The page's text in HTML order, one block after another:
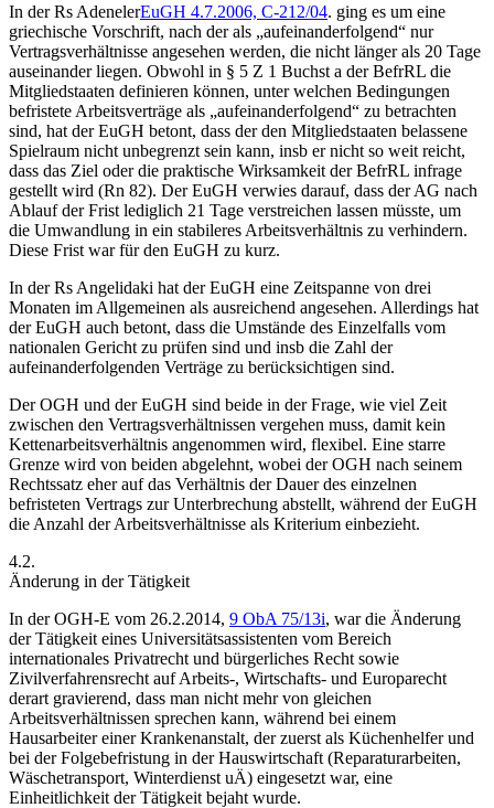
In der Rs AdenelerEuGH 4.7.2006, C-212/04. ging es um eine
griechische Vorschrift, nach der als „aufeinanderfolgend“ nur
Vertragsverhältnisse angesehen werden, die nicht länger als 20 Tage
auseinander liegen. Obwohl in § 5 Z 1 Buchst a der BefrRL die
Mitgliedstaaten definieren können, unter welchen Bedingungen
befristete Arbeitsverträge als „aufeinanderfolgend“ zu betrachten
sind, hat der EuGH betont, dass der den Mitgliedstaaten belassene
Spielraum nicht unbegrenzt sein kann, insb er nicht so weit reicht,
dass das Ziel oder die praktische Wirksamkeit der BefrRL infrage
gestellt wird (Rn 82). Der EuGH verwies darauf, dass der AG nach
Ablauf der Frist lediglich 21 Tage verstreichen lassen müsste, um
die Umwandlung in ein stabileres Arbeitsverhältnis zu verhindern.
Diese Frist war für den EuGH zu kurz.
In der Rs Angelidaki hat der EuGH eine Zeitspanne von drei
Monaten im Allgemeinen als ausreichend angesehen. Allerdings hat
der EuGH auch betont, dass die Umstände des Einzelfalls vom
nationalen Gericht zu prüfen sind und insb die Zahl der
aufeinanderfolgenden Verträge zu berücksichtigen sind.
Der OGH und der EuGH sind beide in der Frage, wie viel Zeit
zwischen den Vertragsverhältnissen vergehen muss, damit kein
Kettenarbeitsverhältnis angenommen wird, flexibel. Eine starre
Grenze wird von beiden abgelehnt, wobei der OGH nach seinem
Rechtssatz eher auf das Verhältnis der Dauer des einzelnen
befristeten Vertrags zur Unterbrechung abstellt, während der EuGH
die Anzahl der Arbeitsverhältnisse als Kriterium einbezieht.
4.2.
Änderung in der Tätigkeit
In derOGH-E vom 26.2.2014, 9 ObA 75/13i, war die Änderung
der Tätigkeit eines Universitätsassistenten vom Bereich
internationales Privatrecht und bürgerliches Recht sowie
Zivilverfahrensrecht auf Arbeits-, Wirtschafts- und Europarecht
derart gravierend, dass man nicht mehr von gleichen
Arbeitsverhältnissen sprechen kann, während bei einem
Hausarbeiter einer Krankenanstalt, der zuerst als Küchenhelfer und
bei der Folgebefristung in der Hauswirtschaft (Reparaturarbeiten,
Wäschetransport, Winterdienst uÄ) eingesetzt war, eine
Einheitlichkeit der Tätigkeit bejaht wurde.